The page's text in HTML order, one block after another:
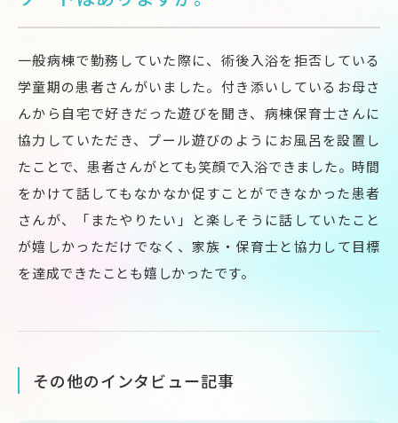
一般病棟で勤務していた際に、術後入浴を拒否している
学童期の患者さんがいました。付き添いしているお母さ
んから自宅で好きだった遊びを聞き、病棟保育士さんに
協力していただき、プール遊びのようにお風呂を設置し
たことで、患者さんがとても笑顔で入浴できました。時間
をかけて話してもなかなか促すことができなかった患者
さんが、「またやりたい」と楽しそうに話していたこと
が嬉しかっただけでなく、家族・保育士と協力して目標
を達成できたことも嬉しかったです。
その他のインタビュー記事